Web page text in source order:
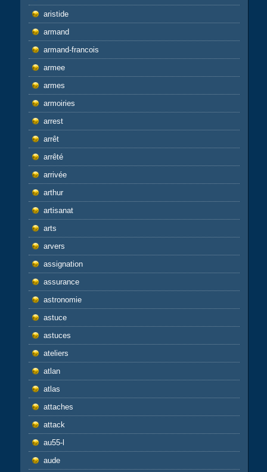
aristide
armand
armand-francois
armee
armes
armoiries
arrest
arrêt
arrêté
arrivée
arthur
artisanat
arts
arvers
assignation
assurance
astronomie
astuce
astuces
ateliers
atlan
atlas
attaches
attack
au55-l
aude